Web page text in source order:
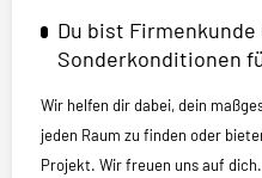
Du bist
Sonderkonditionen
Wir helfen dir dabei, dein
jeden Raum zu finden oder
Projekt. Wir freuen uns auf dich.